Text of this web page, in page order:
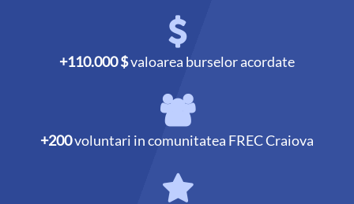
+110.000 $valoarea burselor acordate
+200voluntari in comunitatea FREC Craiova